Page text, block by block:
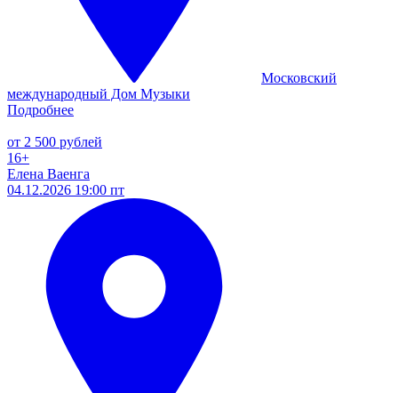
Московский
международный Дом Музыки
Подробнее
от 2 500 рублей
16+
Елена Ваенга
04.12.2026 19:00 пт